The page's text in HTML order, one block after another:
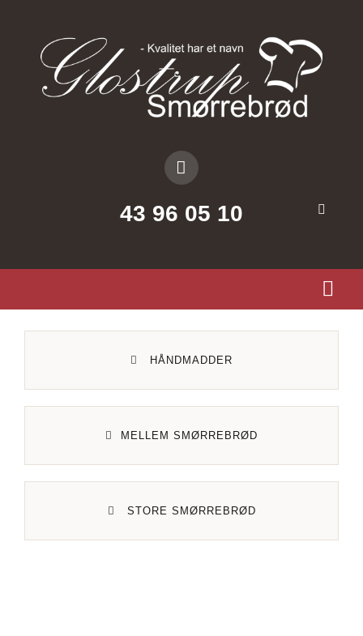
content
43 96 05 10
Forside
Smørrebrød
Mad ud af huset
HÅNDMADDER
MELLEM SMØRREBRØD
STORE SMØRREBRØD